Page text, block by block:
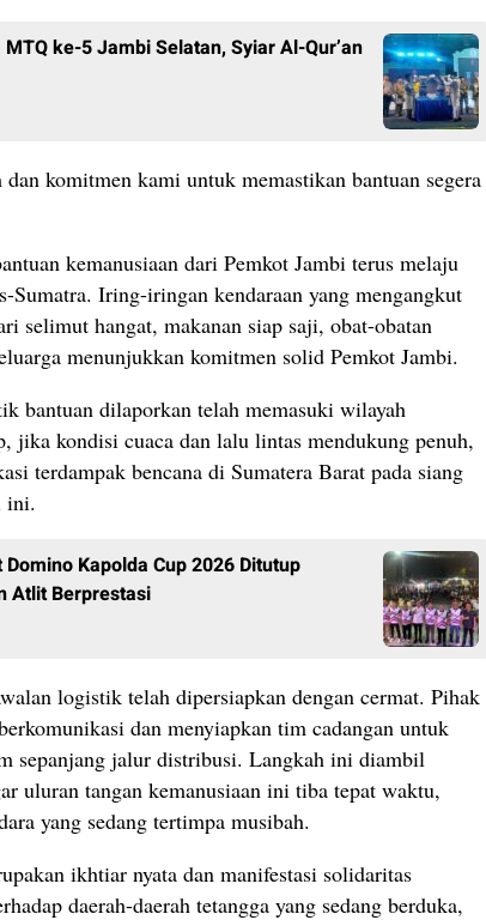
ke-5 Jambi Selatan, Syiar Al-Qur’an
komitmen kami untuk memastikan bantuan segera
kemanusiaan dari Pemkot Jambi terus melaju
Sumatra. Iring-iringan kendaraan yang mengangkut
selimut hangat, makanan siap saji, obat-obatan
menunjukkan komitmen solid Pemkot Jambi.
bantuan dilaporkan telah memasuki wilayah
jika kondisi cuaca dan lalu lintas mendukung penuh,
terdampak bencana di Sumatera Barat pada siang
ini.
Kapolda Cup 2026 Ditutup
Atlit Berprestasi
logistik telah dipersiapkan dengan cermat. Pihak
dan menyiapkan tim cadangan untuk
sepanjang jalur distribusi. Langkah ini diambil
uluran tangan kemanusiaan ini tiba tepat waktu,
yang sedang tertimpa musibah.
ikhtiar nyata dan manifestasi solidaritas
daerah-daerah tetangga yang sedang berduka,